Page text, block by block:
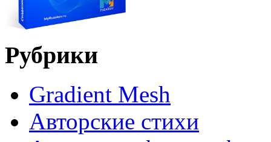
Рубрики
Gradient Mesh
Авторские стихи